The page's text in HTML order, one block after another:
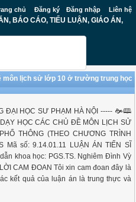
chủ Đăng ký Đăng nhập Liên hệ
BÁO CÁO, TIỂU LUẬN, GIÁO ÁN,
môn lịch sử lớp 10 ở trường trung học
ĐẠI HỌC SƯ PHẠM HÀ NỘI ----- 🙞🕮
HỌC CÁC CHỦ ĐỀ MÔN LỊCH SỬ
THÔNG (THEO CHƯƠNG TRÌNH
Mã số: 9.14.01.11 LUẬN ÁN TIẾN SĨ
khoa học: PGS.TS. Nghiêm Đình Vỳ
CAM ĐOAN Tôi xin cam đoan đây là
kết quả của luận án là trung thực và